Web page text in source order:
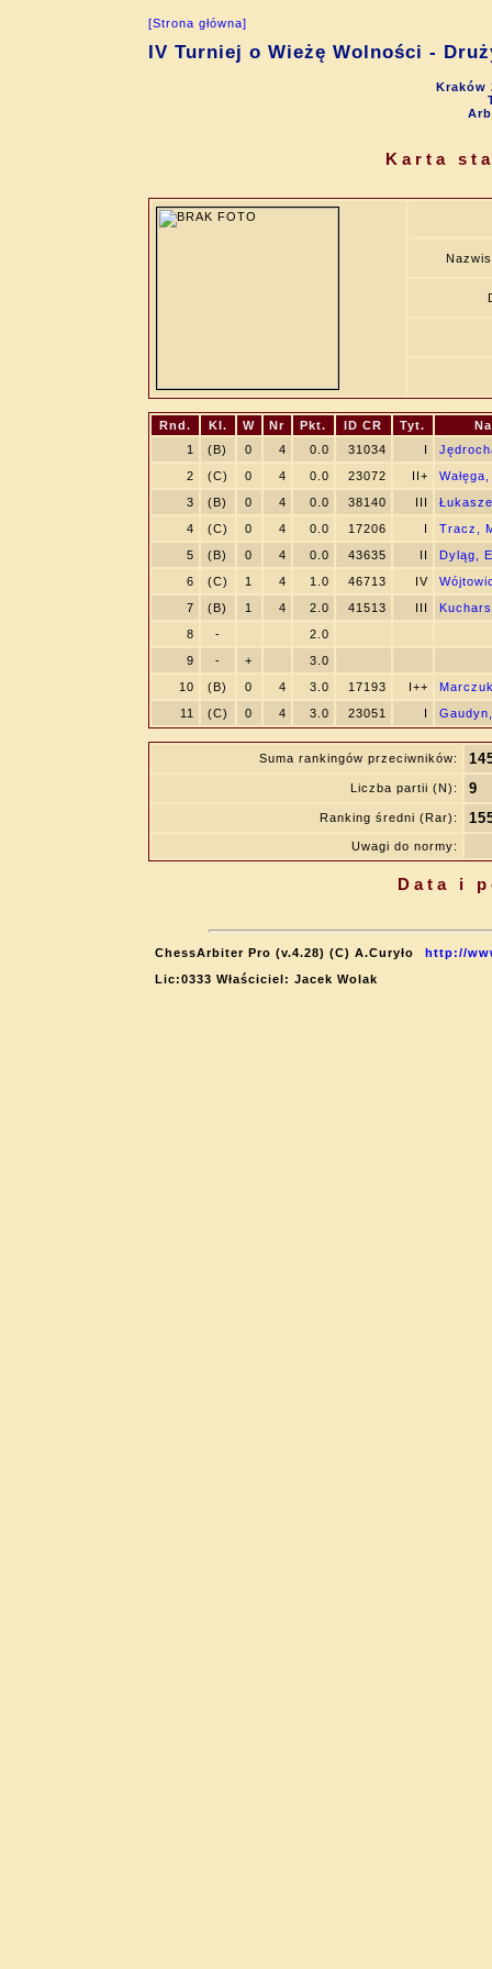
[Strona główna]
IV Turniej o Wieżę Wolności -
Kraków
Karta
Rnd. Kl. W Nr Pkt. ID CR Tyt.
1
(B) 0 4 0.0 31034 I
2
(C) 0 4 0.0 23072 II+
3
(B) 0 4 0.0 38140 III
4
(C) 0 4 0.0 17206 I
Tracz,
5
(B) 0 4 0.0 43635 II
Dyląg,
6
(C) 1 4 1.0 46713 IV
7
(B) 1 4 2.0 41513 III
8
-
2.0
9
- +
3.0
10
(B) 0 4 3.0 17193 I++
11
(C) 0 4 3.0 23051 I
Suma rankingów przeciwników:
Liczba partii (N): 9
Ranking średni (Rar):
Uwagi do normy:
Data i
ChessArbiter Pro (v.4.28) (C) A.Curyło
http://
Lic:0333 Właściciel: Jacek Wolak